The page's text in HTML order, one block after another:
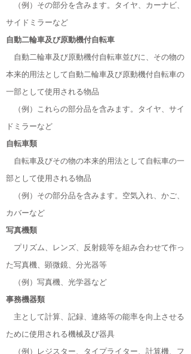
（例）その部分を含みます。タイヤ、カーナビ、
サイドミラーなど
自動二輪車及び原動機付自転車
自動二輪車及び原動機付自転車並びに、その物の
本来的用法として自動二輪車及び原動機付自転車の
一部として使用される物品
（例）これらの部分品を含みます。タイヤ、サイ
ドミラーなど
自転車類
自転車及びその物の本来的用法として自転車の一
部として使用される物品
（例）その部分品を含みます。空気入れ、かご、
カバーなど
写真機類
プリズム、レンズ、反射鏡等を組み合わせて作っ
た写真機、顕微鏡、分光器等
（例）写真機、光学器など
事務機器類
主として計算、記録、連絡等の能率を向上させる
ために使用される機械及び器具
（例）レジスター、タイプライター、計算機、フ